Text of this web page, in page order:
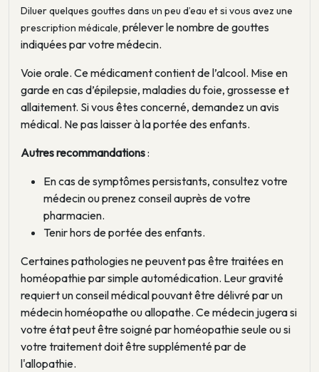
Diluer quelques gouttes dans un peu d’eau et si vous avez une
prescription médicale, prélever le nombre de gouttes
indiquées par votre médecin.
Voie orale. Ce médicament contient de l’alcool. Mise en
garde en cas d’épilepsie, maladies du foie, grossesse et
allaitement. Si vous êtes concerné, demandez un avis
médical. Ne pas laisser à la portée des enfants.
Autres recommandations:
En cas de symptômes persistants, consultez votre
médecin ou prenez conseil auprès de votre
pharmacien.
Tenir hors de portée des enfants.
Certaines pathologies ne peuvent pas être traitées en
homéopathie par simple automédication. Leur gravité
requiert un conseil médical pouvant être délivré par un
médecin homéopathe ou allopathe. Ce médecin jugera si
votre état peut être soigné par homéopathie seule ou si
votre traitement doit être supplémenté par de
l'allopathie.